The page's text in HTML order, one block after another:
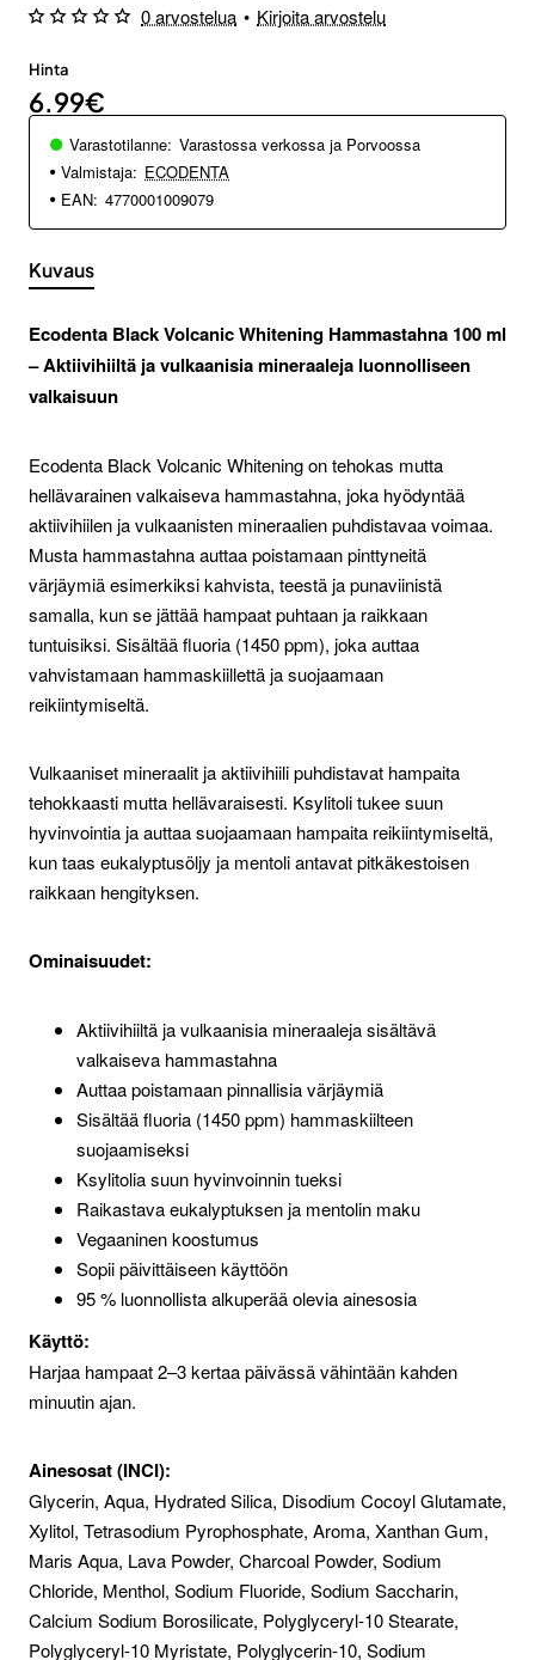
0 arvostelua • Kirjoita arvostelu
Hinta
6.99€
Varastotilanne: Varastossa verkossa ja Porvoossa
Valmistaja: ECODENTA
EAN: 4770001009079
Kuvaus
Ecodenta Black Volcanic Whitening Hammastahna 100 ml
– Aktiivihiiltä ja vulkaanisia mineraaleja luonnolliseen
valkaisuun
Ecodenta Black Volcanic Whitening on tehokas mutta
hellävarainen valkaiseva hammastahna, joka hyödyntää
aktiivihiilen ja vulkaanisten mineraalien puhdistavaa voimaa.
Musta hammastahna auttaa poistamaan pinttyneitä
värjäymiä esimerkiksi kahvista, teestä ja punaviinistä
samalla, kun se jättää hampaat puhtaan ja raikkaan
tuntuisiksi. Sisältää fluoria (1450 ppm), joka auttaa
vahvistamaan hammaskiillettä ja suojaamaan
reikiintymiseltä.
Vulkaaniset mineraalit ja aktiivihiili puhdistavat hampaita
tehokkaasti mutta hellävaraisesti. Ksylitoli tukee suun
hyvinvointia ja auttaa suojaamaan hampaita reikiintymiseltä,
kun taas eukalyptusöljy ja mentoli antavat pitkäkestoisen
raikkaan hengityksen.
Ominaisuudet:
Aktiivihiiltä ja vulkaanisia mineraaleja sisältävä
valkaiseva hammastahna
Auttaa poistamaan pinnallisia värjäymiä
Sisältää fluoria (1450 ppm) hammaskiilteen
suojaamiseksi
Ksylitolia suun hyvinvoinnin tueksi
Raikastava eukalyptuksen ja mentolin maku
Vegaaninen koostumus
Sopii päivittäiseen käyttöön
95 % luonnollista alkuperää olevia ainesosia
Käyttö:
Harjaa hampaat 2–3 kertaa päivässä vähintään kahden
minuutin ajan.
Ainesosat (INCI):
Glycerin, Aqua, Hydrated Silica, Disodium Cocoyl Glutamate,
Xylitol, Tetrasodium Pyrophosphate, Aroma, Xanthan Gum,
Maris Aqua, Lava Powder, Charcoal Powder, Sodium
Chloride, Menthol, Sodium Fluoride, Sodium Saccharin,
Calcium Sodium Borosilicate, Polyglyceryl-10 Stearate,
Polyglyceryl-10 Myristate, Polyglycerin-10, Sodium